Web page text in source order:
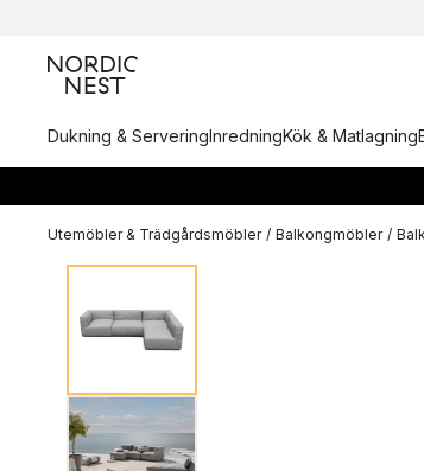
Dukning & ServeringInredningKök & Matlagning
Utemöbler & Trädgårdsmöbler / Balkongmöbler /